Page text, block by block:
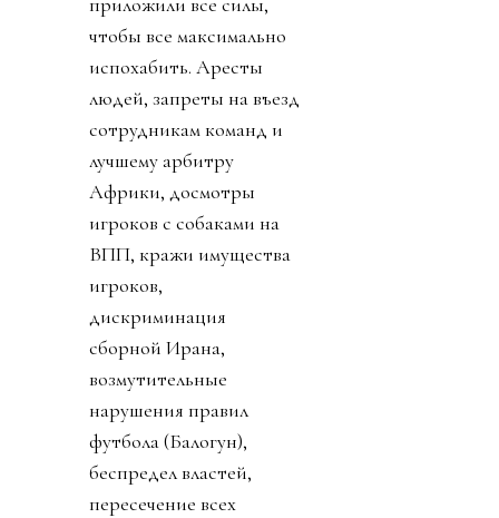
чтобы все максимально
испохабить. Аресты
людей, запреты на въезд
сотрудникам команд и
лучшему арбитру
Африки, досмотры
игроков с собаками на
ВПП, кражи имущества
игроков,
дискриминация
сборной Ирана,
возмутительные
нарушения правил
футбола (Балогун),
беспредел властей,
пересечение всех